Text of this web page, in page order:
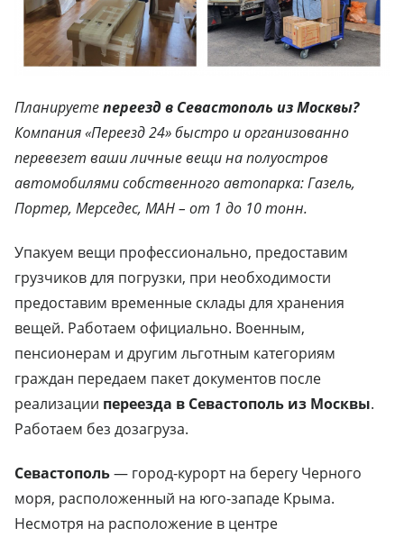
Планируетепереезд в Севастополь из Москвы?
Компания «Переезд 24» быстро и организованно
перевезет ваши личные вещи на полуостров
автомобилями собственного автопарка: Газель,
Портер, Мерседес, МАН – от 1 до 10 тонн.
Упакуем вещи профессионально, предоставим
грузчиков для погрузки, при необходимости
предоставим временные склады для хранения
вещей. Работаем официально. Военным,
пенсионерам и другим льготным категориям
граждан передаем пакет документов после
реализации переезда в Севастополь из Москвы.
Работаем без дозагруза.
Севастополь— город-курорт на берегу Черного
моря, расположенный на юго-западе Крыма.
Несмотря на расположение в центре